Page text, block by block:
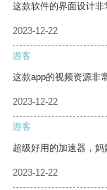
这款软件的界面设计非
2023-12-22
游客
这款app的视频资源非
2023-12-22
游客
超级好用的加速器，妈
2023-12-22